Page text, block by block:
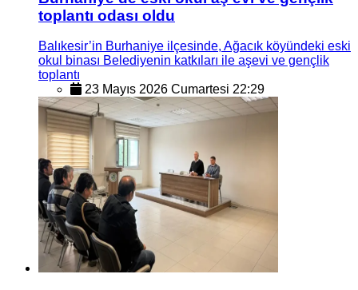
toplantı odası oldu
Balıkesir’in Burhaniye ilçesinde, Ağacık köyündeki eski
okul binası Belediyenin katkıları ile aşevi ve gençlik
toplantı
23 Mayıs 2026 Cumartesi 22:29